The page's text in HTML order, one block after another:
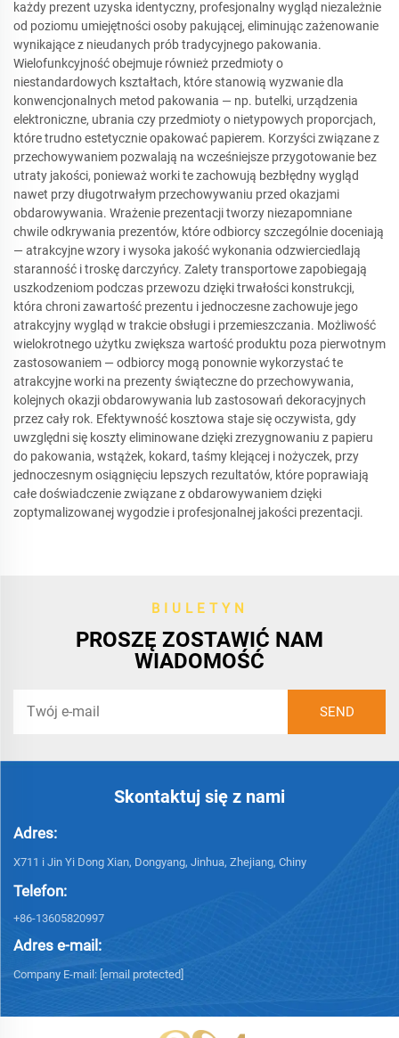
każdy prezent uzyska identyczny, profesjonalny wygląd niezależnie
od poziomu umiejętności osoby pakującej, eliminując zażenowanie
wynikające z nieudanych prób tradycyjnego pakowania.
Wielofunkcyjność obejmuje również przedmioty o
niestandardowych kształtach, które stanowią wyzwanie dla
konwencjonalnych metod pakowania — np. butelki, urządzenia
elektroniczne, ubrania czy przedmioty o nietypowych proporcjach,
które trudno estetycznie opakować papierem. Korzyści związane z
przechowywaniem pozwalają na wcześniejsze przygotowanie bez
utraty jakości, ponieważ worki te zachowują bezbłędny wygląd
nawet przy długotrwałym przechowywaniu przed okazjami
obdarowywania. Wrażenie prezentacji tworzy niezapomniane
chwile odkrywania prezentów, które odbiorcy szczególnie doceniają
— atrakcyjne wzory i wysoka jakość wykonania odzwierciedlają
staranność i troskę darczyńcy. Zalety transportowe zapobiegają
uszkodzeniom podczas przewozu dzięki trwałości konstrukcji,
która chroni zawartość prezentu i jednoczesne zachowuje jego
atrakcyjny wygląd w trakcie obsługi i przemieszczania. Możliwość
wielokrotnego użytku zwiększa wartość produktu poza pierwotnym
zastosowaniem — odbiorcy mogą ponownie wykorzystać te
atrakcyjne worki na prezenty świąteczne do przechowywania,
kolejnych okazji obdarowywania lub zastosowań dekoracyjnych
przez cały rok. Efektywność kosztowa staje się oczywista, gdy
uwzględni się koszty eliminowane dzięki zrezygnowaniu z papieru
do pakowania, wstążek, kokard, taśmy klejącej i nożyczek, przy
jednoczesnym osiągnięciu lepszych rezultatów, które poprawiają
całe doświadczenie związane z obdarowywaniem dzięki
zoptymalizowanej wygodzie i profesjonalnej jakości prezentacji.
BIULETYN
PROSZĘ ZOSTAWIĆ NAM
WIADOMOŚĆ
Skontaktuj się z nami
Adres:
X711 i Jin Yi Dong Xian, Dongyang, Jinhua, Zhejiang, Chiny
Telefon:
+86-13605820997
Adres e-mail:
Company E-mail: [email protected]